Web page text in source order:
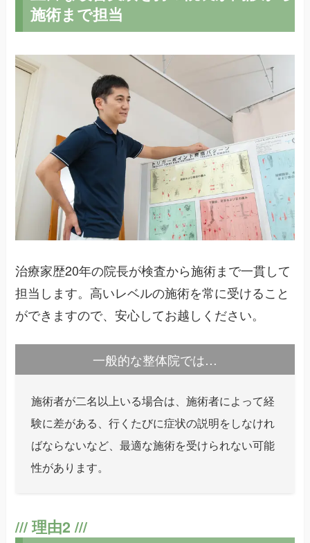
施術まで担当
治療家歴20年の院長が検査から施術まで一貫して
担当します。高いレベルの施術を常に受けること
ができますので、安心してお越しください。
一般的な整体院では…
施術者が二名以上いる場合は、施術者によって経
験に差がある、行くたびに症状の説明をしなけれ
ばならないなど、最適な施術を受けられない可能
性があります。